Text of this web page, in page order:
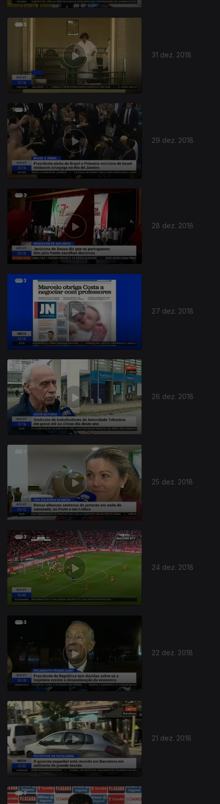
31 dez. 2018
29 dez. 2018
28 dez. 2018
27 dez. 2018
26 dez. 2018
25 dez. 2018
24 dez. 2018
22 dez. 2018
21 dez. 2018
380657